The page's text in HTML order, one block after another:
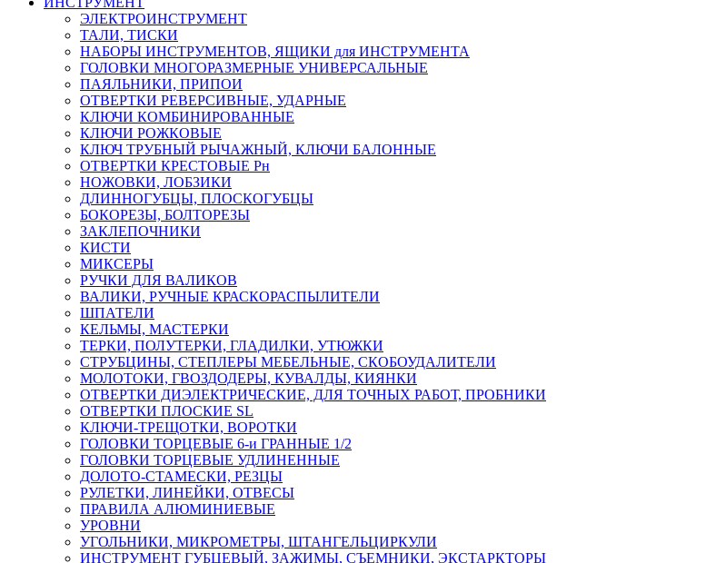
ЭЛЕКТРОИНСТРУМЕНТ
ТАЛИ, ТИСКИ
НАБОРЫ ИНСТРУМЕНТОВ, ЯЩИКИ для ИНСТРУМЕНТА
ГОЛОВКИ МНОГОРАЗМЕРНЫЕ УНИВЕРСАЛЬНЫЕ
ПАЯЛЬНИКИ, ПРИПОИ
ОТВЕРТКИ РЕВЕРСИВНЫЕ, УДАРНЫЕ
КЛЮЧИ КОМБИНИРОВАННЫЕ
КЛЮЧИ РОЖКОВЫЕ
КЛЮЧ ТРУБНЫЙ РЫЧАЖНЫЙ, КЛЮЧИ БАЛОННЫЕ
ОТВЕРТКИ КРЕСТОВЫЕ Рн
НОЖОВКИ, ЛОБЗИКИ
ДЛИННОГУБЦЫ, ПЛОСКОГУБЦЫ
БОКОРЕЗЫ, БОЛТОРЕЗЫ
ЗАКЛЕПОЧНИКИ
КИСТИ
МИКСЕРЫ
РУЧКИ ДЛЯ ВАЛИКОВ
ВАЛИКИ, РУЧНЫЕ КРАСКОРАСПЫЛИТЕЛИ
ШПАТЕЛИ
КЕЛЬМЫ, МАСТЕРКИ
ТЕРКИ, ПОЛУТЕРКИ, ГЛАДИЛКИ, УТЮЖКИ
СТРУБЦИНЫ, СТЕПЛЕРЫ МЕБЕЛЬНЫЕ, СКОБОУДАЛИТЕЛИ
МОЛОТОКИ, ГВОЗДОДЕРЫ, КУВАЛДЫ, КИЯНКИ
ОТВЕРТКИ ДИЭЛЕКТРИЧЕСКИЕ, ДЛЯ ТОЧНЫХ РАБОТ, ПРОБНИКИ
ОТВЕРТКИ ПЛОСКИЕ SL
КЛЮЧИ-ТРЕЩОТКИ, ВОРОТКИ
ГОЛОВКИ ТОРЦЕВЫЕ 6-и ГРАННЫЕ 1/2
ГОЛОВКИ ТОРЦЕВЫЕ УДЛИНЕННЫЕ
ДОЛОТО-СТАМЕСКИ, РЕЗЦЫ
РУЛЕТКИ, ЛИНЕЙКИ, ОТВЕСЫ
ПРАВИЛА АЛЮМИНИЕВЫЕ
УРОВНИ
УГОЛЬНИКИ, МИКРОМЕТРЫ, ШТАНГЕЛЬЦИРКУЛИ
ИНСТРУМЕНТ ГУБЦЕВЫЙ, ЗАЖИМЫ, СЪЕМНИКИ, ЭКСТАРКТОРЫ